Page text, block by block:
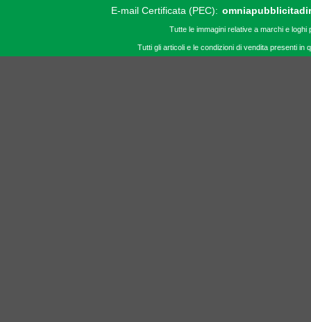
E-mail Certificata (PEC):
Tutte le immagini relative a marchi e
Tutti gli articoli e le condizioni di vendita presenti in